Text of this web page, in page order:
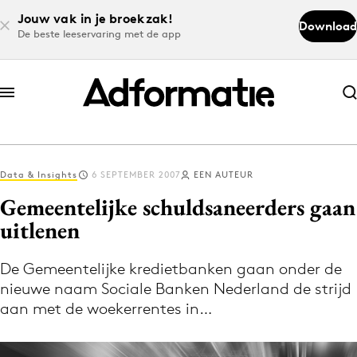
Jouw vak in je broekzak!
De beste leeservaring met de app
Download
Abonneer nu
Abonneer nu
Log in
Volg het laatste nieuws via de Adformatie
Nieuws app
Data & Insights 6 SEPTEMBER 2007 EEN AUTEUR
Gemeentelijke schuldsaneerders gaan
uitlenen
De Gemeentelijke kredietbanken gaan onder de
nieuwe naam Sociale Banken Nederland de strijd
aan met de woekerrentes in…